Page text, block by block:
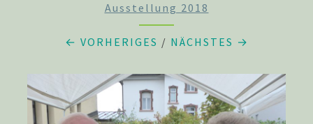
Ausstellung 2018
← VORHERIGES / NÄCHSTES →